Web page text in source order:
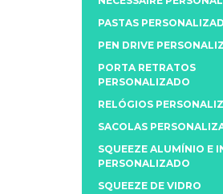
PASTAS
PEN DRIVE
PORTA RETRATOS
PERSONALIZADO
RELÓGIOS
SACOLAS
SQUEEZE ALUMÍNIO E
PERSONALIZADO
SQUEEZE DE VIDRO